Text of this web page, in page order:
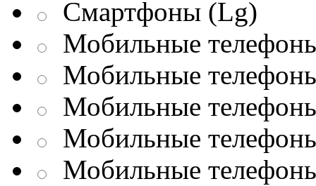
Смартфоны (Lg)
Мобильные
Мобильные
Мобильные
Мобильные
Мобильные